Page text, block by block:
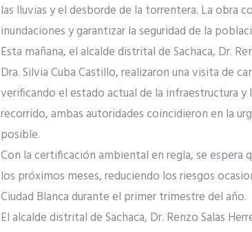
las lluvias y el desborde de la torrentera. La obra
inundaciones y garantizar la seguridad de la
Esta mañana, el alcalde distrital de Sachaca, Dr.
Dra. Silvia Cuba Castillo, realizaron una visita de
verificando el estado actual de la infraestructura
recorrido, ambas autoridades coincidieron en la
posible.
Con la certificación ambiental en regla, se espera
los próximos meses, reduciendo los riesgos
Ciudad Blanca durante el primer trimestre del año.
El alcalde distrital de Sachaca, Dr. Renzo Salas